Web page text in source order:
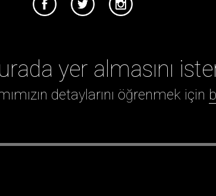
yer almasını
detaylarını öğrenmek için